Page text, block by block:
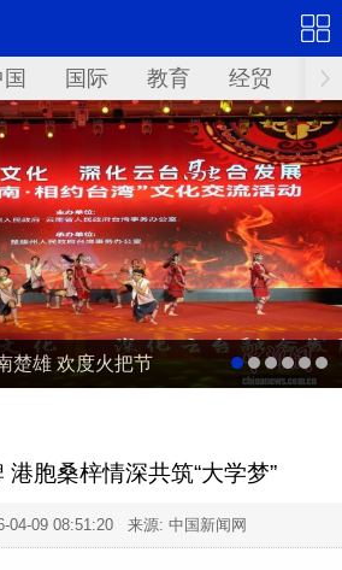
国际 教育 经贸 华
楚雄 欢度火把节
胞桑梓情深共筑“大学梦”
04-09 08:51:20来源: 中国新闻网